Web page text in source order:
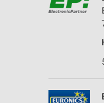
Nicht-IAB-
Werbung